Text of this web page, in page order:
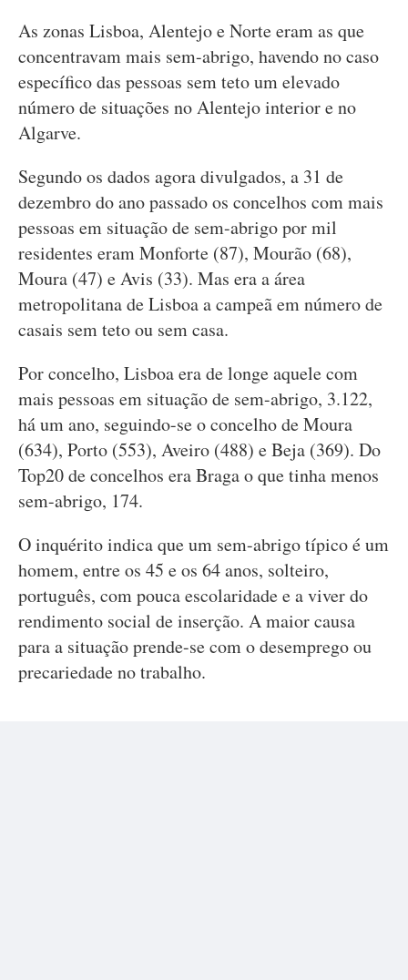
As zonas Lisboa, Alentejo e Norte eram as que
concentravam mais sem-abrigo, havendo no caso
específico das pessoas sem teto um elevado
número de situações no Alentejo interior e no
Algarve.
Segundo os dados agora divulgados, a 31 de
dezembro do ano passado os concelhos com mais
pessoas em situação de sem-abrigo por mil
residentes eram Monforte (87), Mourão (68),
Moura (47) e Avis (33). Mas era a área
metropolitana de Lisboa a campeã em número de
casais sem teto ou sem casa.
Por concelho, Lisboa era de longe aquele com
mais pessoas em situação de sem-abrigo, 3.122,
há um ano, seguindo-se o concelho de Moura
(634), Porto (553), Aveiro (488) e Beja (369). Do
Top20 de concelhos era Braga o que tinha menos
sem-abrigo, 174.
O inquérito indica que um sem-abrigo típico é um
homem, entre os 45 e os 64 anos, solteiro,
português, com pouca escolaridade e a viver do
rendimento social de inserção. A maior causa
para a situação prende-se com o desemprego ou
precariedade no trabalho.